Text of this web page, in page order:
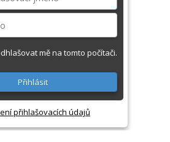
mě na tomto počítači.
přihlašovacích údajů